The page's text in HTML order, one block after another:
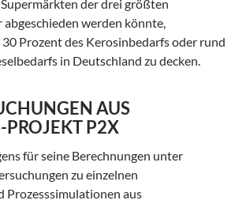
der drei größten
werden könnte,
Prozent des Kerosinbedarfs oder rund
in Deutschland zu decken.
AUS
P2X
für seine Berechnungen unter
zu einzelnen
Prozesssimulationen aus